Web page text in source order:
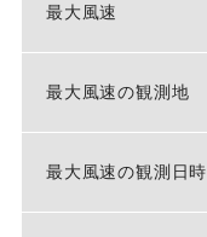
最大風速
最大風速の観測地
最大風速の観測日時